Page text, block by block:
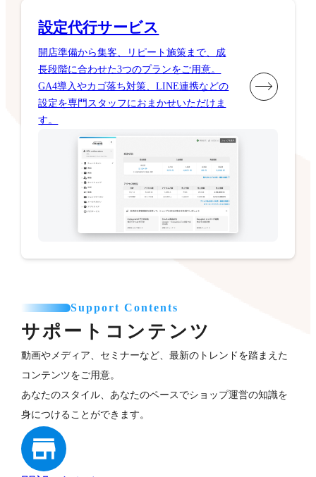
設定代行サービス
開店準備から集客、リピート施策まで、成
長段階に合わせた3つのプランをご用意。
GA4導入やカゴ落ち対策、LINE連携などの
設定を専門スタッフにおまかせいただけま
す。
Support Contents
サポートコンテンツ
動画やメディア、セミナーなど、最新のトレンドを踏まえた
コンテンツをご用意。
あなたのスタイル、あなたのペースでショップ運営の知識を
身につけることができます。